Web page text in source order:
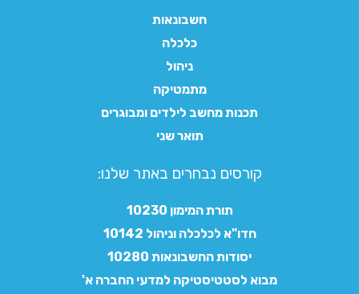
חשבונאות
כלכלה
ניהול
מתמטיקה
תכנות מחשב לילדים ומבוגרים
תואר שני
קורסים נבחרים באתר שלנו:​
תורת המימון 10230
חדו"א לכלכלה וניהול 10142
יסודות החשבונאות 10280
מבוא לסטטיסטיקה למדעי החברה א'